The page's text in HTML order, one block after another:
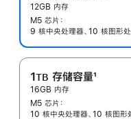
脚
注
12GB 内存
M5 芯片：
9 核中央处理器、10 核图形
1TB 存储容量
脚
注
1
16GB 内存
M5 芯片：
10 核中央处理器、10 核图形